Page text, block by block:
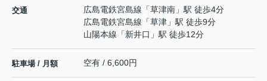
交通 広島電鉄宮島線 「草津南 」駅 徒歩4分
広島電鉄宮島線 「草津 」駅 徒歩9分
山陽本線 「新井口 」駅 徒歩12分
駐車場 / 月額 空有 / 6,600円